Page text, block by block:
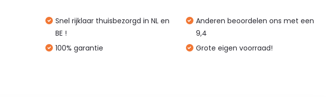
Snel rijklaar thuisbezorgd in NL en
BE !
100% garantie
Anderen beoordelen ons met een
9,4
Grote eigen voorraad!